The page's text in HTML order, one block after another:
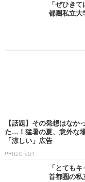
「ぜひき
都圏私立大
【話題】その発想はなか
た…！猛暑の夏、意外な
「涼しい」広告
PR(ねとらぼ)
「とても
首都圏の私